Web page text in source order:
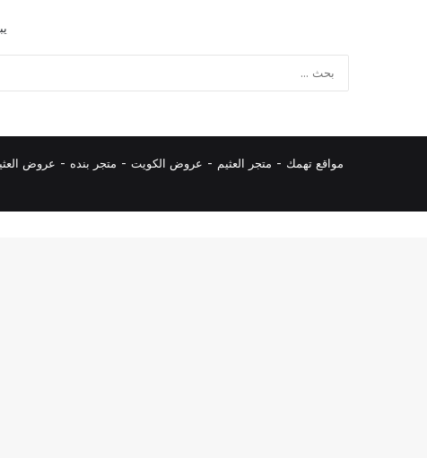
مواقع تهمك - متجر العثيم - عروض الكويت - متجر بنده - عروض